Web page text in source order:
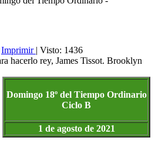
Imprimir | Visto: 1436
Domingo 18º del Tiempo Ordinario
Ciclo B
1 de agosto de 2021